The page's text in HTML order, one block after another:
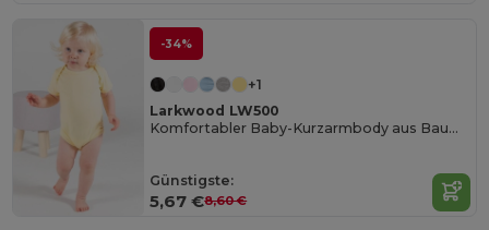
-34%
+1
Larkwood LW500
Komfortabler Baby-Kurzarmbody aus Baumwolle
Günstigste:
5,67 €8,60 €